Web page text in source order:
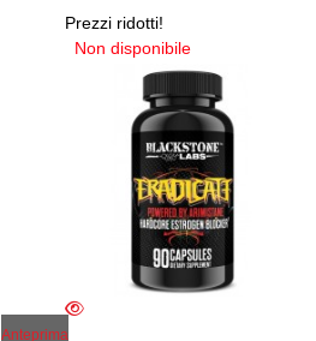
Prezzi ridotti!
Non disponibile
Anteprima